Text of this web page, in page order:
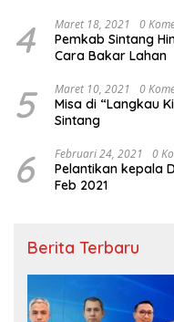
4 Maret 18, 2021 0
Pemkab Sintang
Cara Bakar Lahan
5 Maret 10, 2021 0
Misa di “Langkau
Sintang
6 Februari 24, 2021 0
Pelantikan kepala
Feb 2021
Berita Terbaru